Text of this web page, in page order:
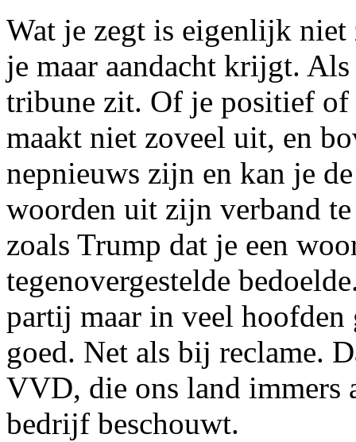
Wat je zegt is eigenlijk
je maar aandacht krijgt.
tribune zit. Of je positief
maakt niet zoveel uit, en
nepnieuws zijn en kan je
woorden uit zijn verband
zoals Trump dat je een
tegenovergestelde
partij maar in veel
goed. Net als bij reclame.
VVD, die ons land immers
bedrijf beschouwt.